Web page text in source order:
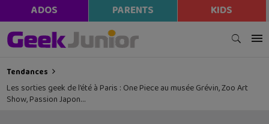
ADOS PARENTS KIDS
Tendances
Les sorties geek de l’été à Paris : One Piece au musée Grévin, Zoo Art
Show, Passion Japon…